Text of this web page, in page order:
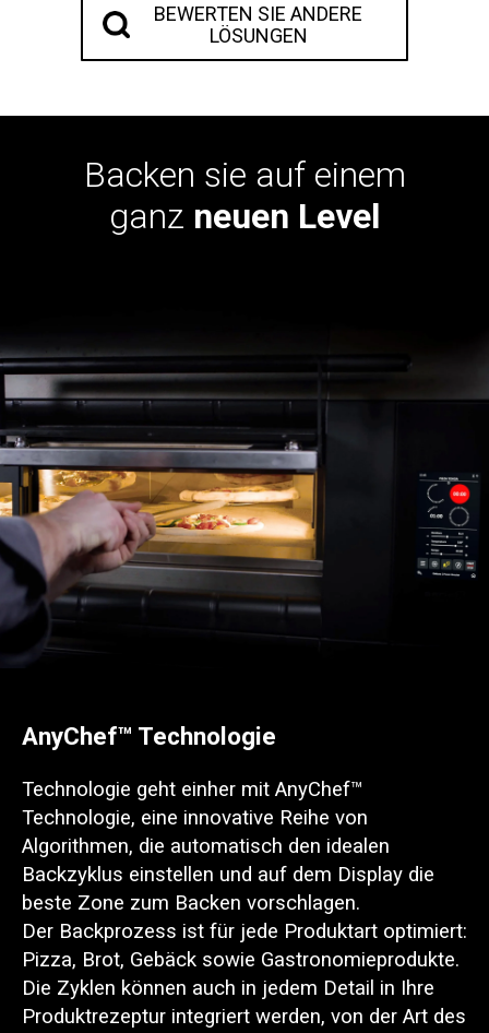
BEWERTEN SIE ANDERE
LÖSUNGEN
Backen sie auf einem
ganz neuen Level
AnyChef™ Technologie
Technologie geht einher mit AnyChef™
Technologie, eine innovative Reihe von
Algorithmen, die automatisch den idealen
Backzyklus einstellen und auf dem Display die
beste Zone zum Backen vorschlagen.
Der Backprozess ist für jede Produktart optimiert:
Pizza, Brot, Gebäck sowie Gastronomieprodukte.
Die Zyklen können auch in jedem Detail in Ihre
Produktrezeptur integriert werden, von der Art des